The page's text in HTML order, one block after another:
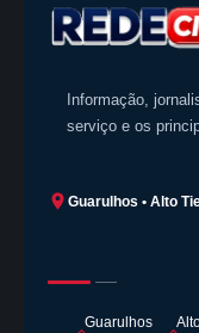
Informação,
serviço e os
Guarulhos • Alto
Guarulhos